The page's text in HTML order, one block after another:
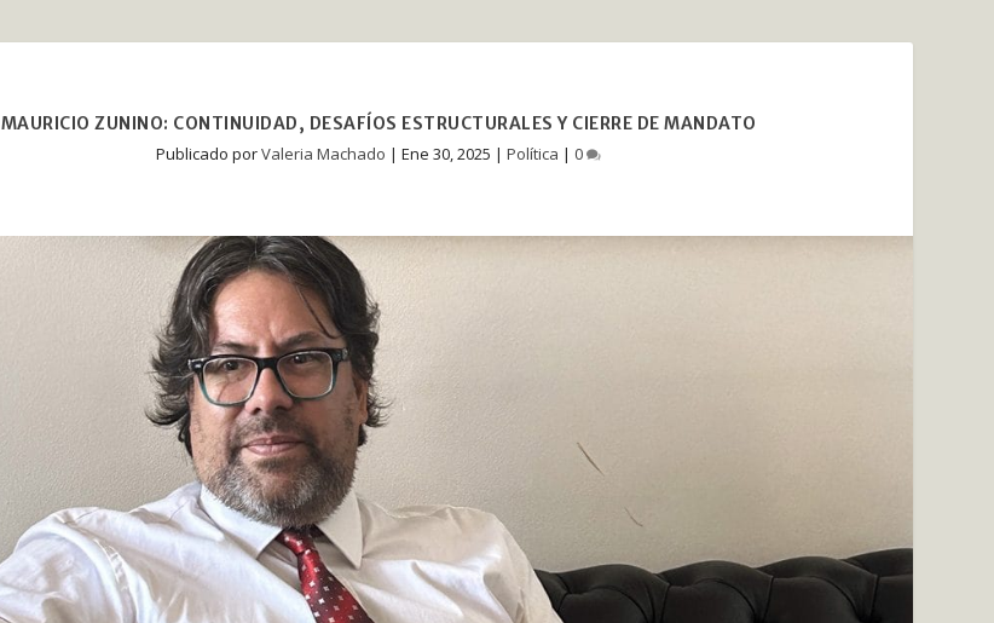
MAURICIO ZUNINO: CONTINUIDAD, DESAFÍOS ESTRUCTURALES Y CIERRE DE MANDATO
Publicado porValeria Machado |Ene 30, 2025 |Política |0